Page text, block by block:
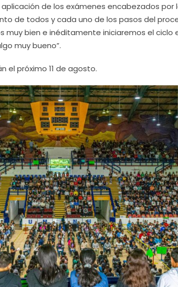
de los exámenes encabezados por
de todos y cada uno de los pasos del
muy bien e inéditamente iniciaremos el
muy bueno”.
el próximo 11 de agosto.